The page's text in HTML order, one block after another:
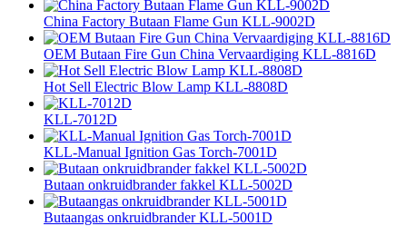
China Factory Butaan Flame Gun KLL-9002D
OEM Butaan Fire Gun China Vervaardiging KLL-8816D
Hot Sell Electric Blow Lamp KLL-8808D
KLL-7012D
KLL-Manual Ignition Gas Torch-7001D
Butaan onkruidbrander fakkel KLL-5002D
Butaangas onkruidbrander KLL-5001D